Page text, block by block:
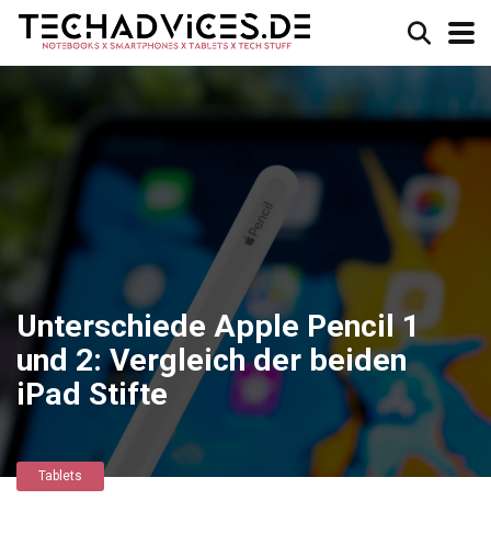
Unterschiede Apple Pencil 1
und 2: Vergleich der beiden
iPad Stifte
Tablets